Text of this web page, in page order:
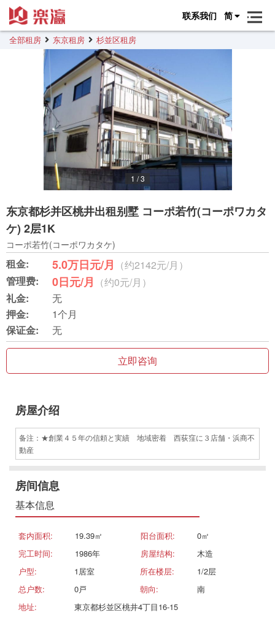
联系我们 简
全部租房 东京租房 杉並区租房
1 /3
东京都杉并区桃井出租别墅 コーポ若竹(コーポワカタ
ケ) 2层1K
コーポ若竹(コーポワカタケ)
租金: 5.0万日元/月 （约2142元/月）
管理费:
0日元/月 （约0元/月）
礼金:
无
押金:
1个月
保证金:
无
立即咨询
房屋介绍
备注：★創業４５年の信頼と実績 地域密着 西荻窪に３店舗・浜商不
動産
房间信息
基本信息
套内面积: 19.39㎡ 阳台面积:
0㎡
完工时间:
1986年 房屋结构:
木造
户型:
1居室 所在楼层:
1/2层
总户数:
0戸 朝向:
南
地址:
東京都杉並区桃井4丁目16-15